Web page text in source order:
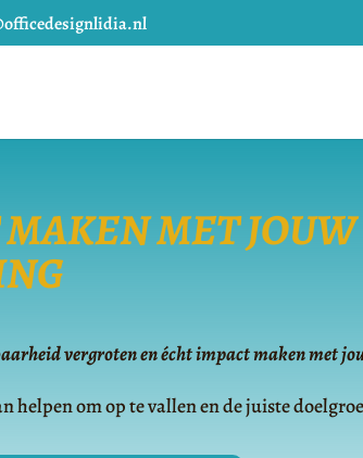
MET JOUW
vergroten en écht impact maken met
helpen om op te vallen en de juiste